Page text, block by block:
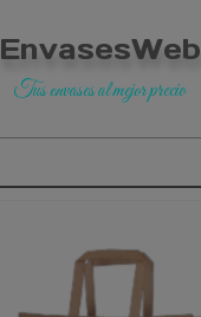
EnvasesWeb
Tus envases al mejor precio